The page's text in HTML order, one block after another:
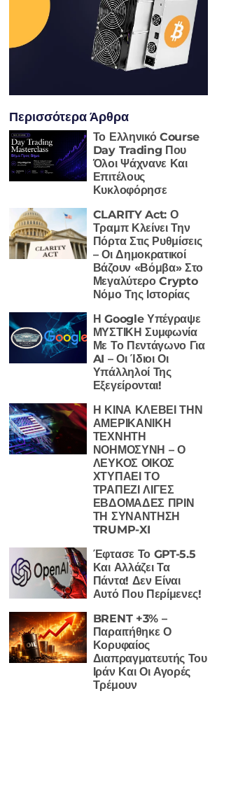
Περισσότερα Άρθρα
Το Ελληνικό Course
Day Trading Που
Όλοι Ψάχνανε Και
Επιτέλους
Κυκλοφόρησε
CLARITY Act: Ο
Τραμπ Κλείνει Την
Πόρτα Στις Ρυθμίσεις
– Οι Δημοκρατικοί
Βάζουν «Βόμβα» Στο
Μεγαλύτερο Crypto
Νόμο Της Ιστορίας
Η Google Υπέγραψε
ΜΥΣΤΙΚΗ Συμφωνία
Με Το Πεντάγωνο Για
AI – Οι Ίδιοι Οι
Υπάλληλοί Της
Εξεγείρονται!
Η ΚΙΝΑ ΚΛΕΒΕΙ ΤΗΝ
ΑΜΕΡΙΚΑΝΙΚΗ
ΤΕΧΝΗΤΗ
ΝΟΗΜΟΣΥΝΗ – Ο
ΛΕΥΚΟΣ ΟΙΚΟΣ
ΧΤΥΠΑΕΙ ΤΟ
ΤΡΑΠΕΖΙ ΛΙΓΕΣ
ΕΒΔΟΜΑΔΕΣ ΠΡΙΝ
ΤΗ ΣΥΝΑΝΤΗΣΗ
TRUMP-XI
Έφτασε Το GPT-5.5
Και Αλλάζει Τα
Πάντα! Δεν Είναι
Αυτό Που Περίμενες!
BRENT +3% –
Παραιτήθηκε Ο
Κορυφαίος
Διαπραγματευτής Του
Ιράν Και Οι Αγορές
Τρέμουν